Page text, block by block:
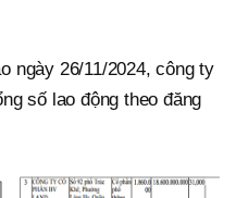
ngày 26/11/2024, công ty
số lao động theo đăng